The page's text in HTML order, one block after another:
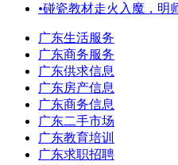
•碰瓷教材走火入魔，明
广东生活服务
广东商务服务
广东供求信息
广东房产信息
广东商务信息
广东二手市场
广东教育培训
广东求职招聘